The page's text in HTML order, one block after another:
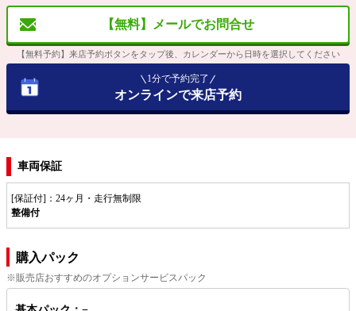
【無料】メールでお問合せ
【無料予約】来店予約ボタンをタップ後、カレンダーから日時を選択してください
1分で予約完了
オンラインで来店予約
車両保証
[保証付]：24ヶ月・走行無制限
整備付
購入パック
※販売店おすすめのオプションサービスパック